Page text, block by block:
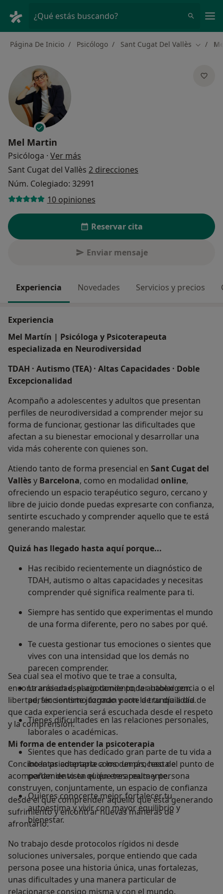
¿Qué estás buscando?
Página De Inicio Psicólogo Sant Cugat Del Vallès
Mel Martin
Psicóloga · Ver más
Sant Cugat del Vallès 2 direcciones
Núm. Colegiado: 32991
10 opiniones
Reservar cita
Enviar mensaje
Experiencia Novedades Servicios y precios
Experiencia
Mel Martín | Psicóloga y Psicoterapeuta
especializada en Neurodiversidad
TDAH · Autismo (TEA) · Altas Capacidades · Doble
Excepcionalidad
Acompaño a adolescentes y adultos que presentan
perfiles de neurodiversidad a comprender mejor su
forma de funcionar, gestionar las dificultades que
afectan a su bienestar emocional y desarrollar una
vida más coherente con quienes son.
Atiendo tanto de forma presencial en Sant Cugat del
Vallèsy Barcelona, como en modalidad online,
ofreciendo un espacio terapéutico seguro, cercano y
libre de juicio donde puedas expresarte con confianza,
sentirte escuchado y comprender aquello que te está
generando malestar.
Quizá has llegado hasta aquí porque...
Has recibido recientemente un diagnóstico de
TDAH, autismo o altas capacidades y necesitas
comprender qué significa realmente para ti.
Siempre has sentido que experimentas el mundo
de una forma diferente, pero no sabes por qué.
Te cuesta gestionar tus emociones o sientes que
vives con una intensidad que los demás no
parecen comprender.
La ansiedad, el agotamiento, la autoexigencia o el
perfeccionismo forman parte de tu día a día.
Tienes dificultades en las relaciones personales,
laborales o académicas.
Sientes que has dedicado gran parte de tu vida a
intentar adaptarte a los demás, hasta el punto de
perder de vista quién eres realmente.
Quieres conocerte mejor, fortalecer tu
autoestima y vivir con mayor equilibrio y
bienestar.
Sea cual sea el motivo que te trae a consulta,
encontrarás un espacio donde poder hablar con
libertad, sin sentirte juzgado y con la tranquilidad de
que cada experiencia será escuchada desde el respeto
y la comprensión.
Mi forma de entender la psicoterapia
Concibo la psicoterapia como un proceso de
acompañamiento en el que terapeuta y persona
construyen, conjuntamente, un espacio de confianza
desde el que comprender aquello que está generando
sufrimiento y encontrar nuevas maneras de
afrontarlo.
No trabajo desde protocolos rígidos ni desde
soluciones universales, porque entiendo que cada
persona posee una historia única, unas fortalezas,
unas dificultades y una manera particular de
relacionarse consigo misma y con el mundo.